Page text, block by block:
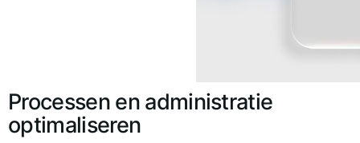
Processen en administratie
optimaliseren